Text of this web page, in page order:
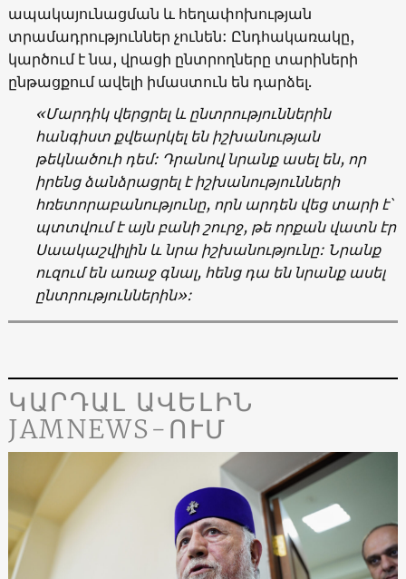
ապակայունացման և հեղափոխության
տրամադրություններ չունեն: Ընդհակառակը,
կարծում է նա, վրացի ընտրողները տարիների
ընթացքում ավելի իմաստուն են դարձել.
«Մարդիկ վերցրել և ընտրություններին
հանգիստ քվեարկել են իշխանության
թեկնածուի դեմ: Դրանով նրանք ասել են, որ
իրենց ձանձրացրել է իշխանությունների
հռետորաբանությունը, որն արդեն վեց տարի է՝
պտտվում է այն բանի շուրջ, թե որքան վատն էր
Սաակաշվիլին և նրա իշխանությունը: Նրանք
ուզում են առաջ գնալ, հենց դա են նրանք ասել
ընտրություններին»:
ԿԱՐԴԱԼ ԱՎԵԼԻՆ
JAMNEWS-ՈՒՄ